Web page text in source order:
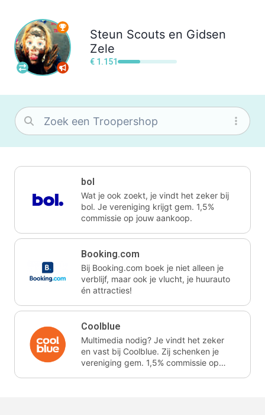
Steun Scouts en Gidsen
Zele
€ 1.151
bol
Wat je ook zoekt, je vindt het zeker bij
bol. Je vereniging krijgt gem. 1,5%
commissie op jouw aankoop.
Booking.com
Bij Booking.com boek je niet alleen je
verblijf, maar ook je vlucht, je huurauto
én attracties!
Coolblue
Multimedia nodig? Je vindt het zeker
en vast bij Coolblue. Zij schenken je
vereniging gem. 1,5% commissie op